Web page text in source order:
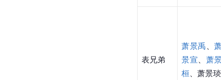
表兄弟
萧景禹
景宣
萧
桓 、萧景琰